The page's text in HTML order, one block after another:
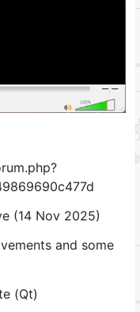
(14 Nov 2025)
and some
(Qt)